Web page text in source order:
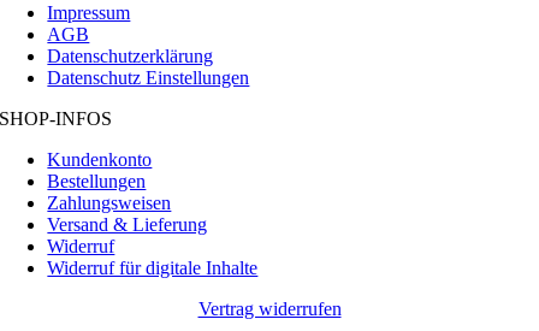
Impressum
AGB
Datenschutzerklärung
Datenschutz Einstellungen
SHOP-INFOS
Kundenkonto
Bestellungen
Zahlungsweisen
Versand & Lieferung
Widerruf
Widerruf für digitale Inhalte
Vertrag widerrufen